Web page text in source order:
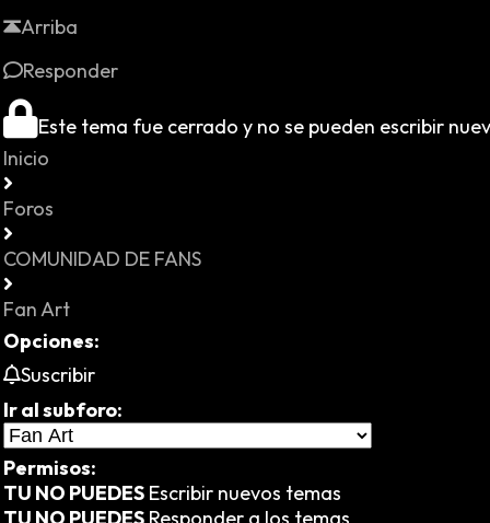
Arriba
Responder
Este tema fue cerrado y no se pueden escribir
Inicio
Foros
COMUNIDAD DE FANS
Fan Art
Opciones:
Suscribir
Ir al subforo:
Permisos:
TU NO PUEDES Escribir nuevos temas